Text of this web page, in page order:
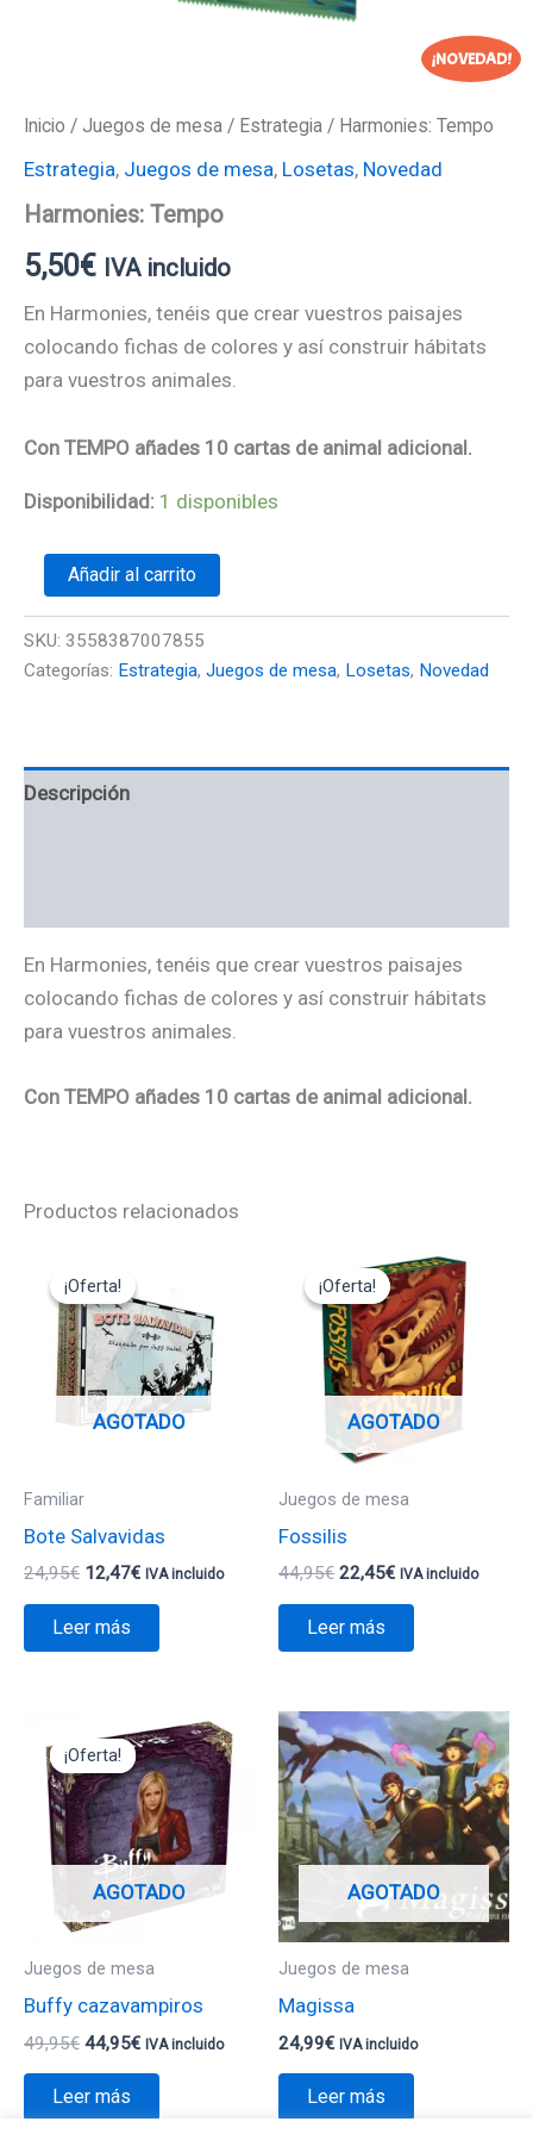
¡NOVEDAD!
Inicio / Juegos de mesa / Estrategia / Harmonies: Tempo
Estrategia, Juegos de mesa, Losetas, Novedad
Harmonies: Tempo
5,50€ IVA incluido
En Harmonies, tenéis que crear vuestros paisajes
colocando fichas de colores y así construir hábitats
para vuestros animales.
Con TEMPO añades 10 cartas de animal adicional.
Disponibilidad: 1 disponibles
Añadir al carrito
SKU: 3558387007855
Categorías: Estrategia, Juegos de mesa, Losetas, Novedad
Descripción
En Harmonies, tenéis que crear vuestros paisajes
colocando fichas de colores y así construir hábitats
para vuestros animales.
Con TEMPO añades 10 cartas de animal adicional.
Productos relacionados
¡Oferta!
AGOTADO
¡Oferta!
Familiar
Bote Salvavidas
24,95€
precio
original
era:
24,95€.
12,47€
actual
es:
12,47€.
IVA incluido
Leer más
¡Oferta!
AGOTADO
¡Oferta!
Juegos de mesa
Fossilis
44,95€
precio
original
era:
44,95€.
22,45€
precio
actual
es:
22,45€.
IVA incluido
Leer más
¡Oferta!
AGOTADO
¡Oferta!
Juegos de mesa
Buffy cazavampiros
49,95€
precio
original
era:
49,95€.
44,95€
precio
actual
es:
44,95€.
IVA incluido
Leer más
AGOTADO
Juegos de mesa
Magissa
24,99€ IVA incluido
Leer más